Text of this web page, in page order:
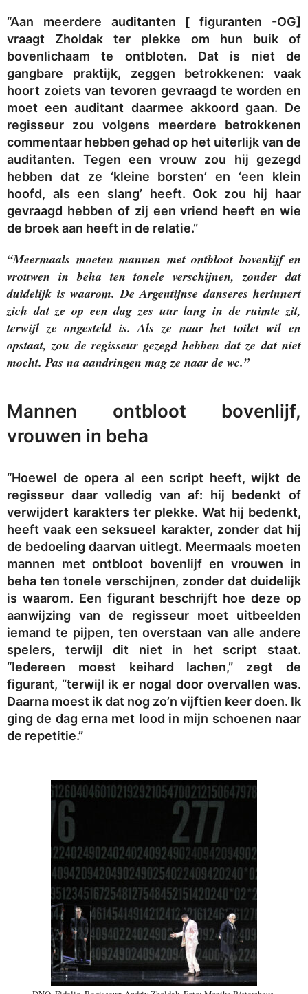
“Aan meerdere auditanten [ figuranten -OG]
vraagt Zholdak ter plekke om hun buik of
bovenlichaam te ontbloten. Dat is niet de
gangbare praktijk, zeggen betrokkenen: vaak
hoort zoiets van tevoren gevraagd te worden en
moet een auditant daarmee akkoord gaan. De
regisseur zou volgens meerdere betrokkenen
commentaar hebben gehad op het uiterlijk van de
auditanten. Tegen een vrouw zou hij gezegd
hebben dat ze ‘kleine borsten’ en ‘een klein
hoofd, als een slang’ heeft. Ook zou hij haar
gevraagd hebben of zij een vriend heeft en wie
de broek aan heeft in de relatie.”
“Meermaals moeten mannen met ontbloot bovenlijf en
vrouwen in beha ten tonele verschijnen, zonder dat
duidelijk is waarom. De Argentijnse danseres herinnert
zich dat ze op een dag zes uur lang in de ruimte zit,
terwijl ze ongesteld is. Als ze naar het toilet wil en
opstaat, zou de regisseur gezegd hebben dat ze dat niet
mocht. Pas na aandringen mag ze naar de wc.”
Mannen ontbloot bovenlijf,
vrouwen in beha
“Hoewel de opera al een script heeft, wijkt de
regisseur daar volledig van af: hij bedenkt of
verwijdert karakters ter plekke. Wat hij bedenkt,
heeft vaak een seksueel karakter, zonder dat hij
de bedoeling daarvan uitlegt. Meermaals moeten
mannen met ontbloot bovenlijf en vrouwen in
beha ten tonele verschijnen, zonder dat duidelijk
is waarom. Een figurant beschrijft hoe deze op
aanwijzing van de regisseur moet uitbeelden
iemand te pijpen, ten overstaan van alle andere
spelers, terwijl dit niet in het script staat.
“Iedereen moest keihard lachen,” zegt de
figurant, “terwijl ik er nogal door overvallen was.
Daarna moest ik dat nog zo’n vijftien keer doen. Ik
ging de dag erna met lood in mijn schoenen naar
de repetitie.”